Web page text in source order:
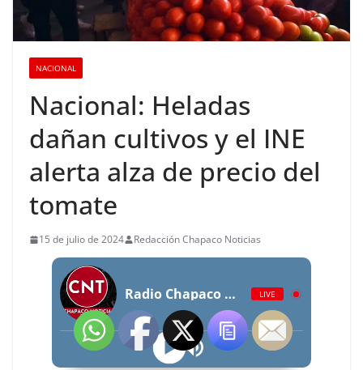
NACIONAL
Nacional: Heladas
dañan cultivos y el INE
alerta alza de precio del
tomate
15 de julio de 2024 Redacción Chapaco Noticias
Radio Chapaco Noticias Las 24 horas en vivo LIVE